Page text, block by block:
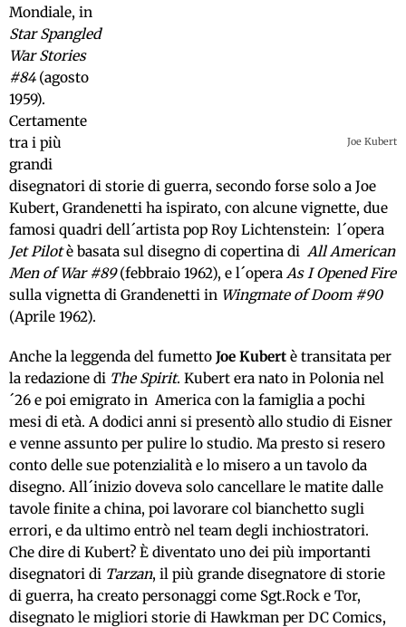
Joe Kubert
Mondiale, in
Star Spangled
War Stories
#84(agosto
1959).
Certamente
tra i più
grandi
disegnatori di storie di guerra, secondo forse solo a Joe
Kubert, Grandenetti ha ispirato, con alcune vignette, due
famosi quadri dell´artista pop Roy Lichtenstein: l´opera
Jet Pilotè basata sul disegno di copertina di All American
Men of War #89(febbraio 1962), e l´opera As I Opened Fire
sulla vignetta di Grandenetti in Wingmate of Doom #90
(Aprile 1962).
Anche la leggenda del fumetto Joe Kubert è transitata per
la redazione di The Spirit. Kubert era nato in Polonia nel
´26 e poi emigrato in America con la famiglia a pochi
mesi di età. A dodici anni si presentò allo studio di Eisner
e venne assunto per pulire lo studio. Ma presto si resero
conto delle sue potenzialità e lo misero a un tavolo da
disegno. All´inizio doveva solo cancellare le matite dalle
tavole finite a china, poi lavorare col bianchetto sugli
errori, e da ultimo entrò nel team degli inchiostratori.
Che dire di Kubert? È diventato uno dei più importanti
disegnatori di Tarzan, il più grande disegnatore di storie
di guerra, ha creato personaggi come Sgt.Rock e Tor,
disegnato le migliori storie di Hawkman per DC Comics,